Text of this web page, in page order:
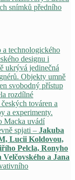
snímků předního
a technologického
designu i
ukrývá jedinečná
Objekty umně
svobodný přístup
rozdílné
továren a
a experimenty.
Macka uvádí
spjati – Jakuba
Lucii Koldovou,
Pelcla, Ronyho
Velčovského a Jana